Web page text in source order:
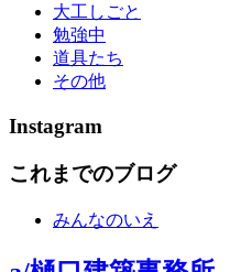
大工しごと
勉強中
道具たち
その他
Instagram
これまでのブログ
みんなのいえ